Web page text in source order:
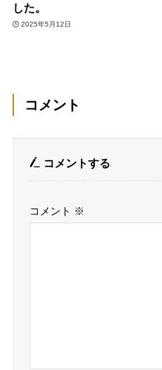
した。
2025年5月12日
コメント
コメントする
コメント ※